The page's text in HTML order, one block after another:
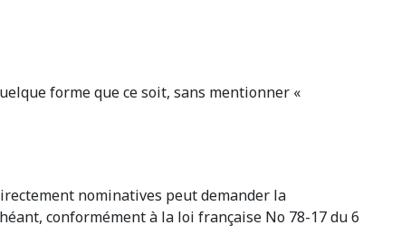
forme que ce soit, sans mentionner «
nominatives peut demander la
conformément à la loi française No 78-17 du 6